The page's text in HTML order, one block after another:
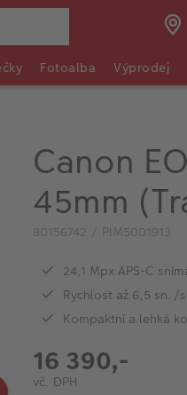
Fotoalba Výprodej
Canon
45mm
80156742 / PIM5001913
24,1 Mpx APS-C
Rychlost až 6,5 sn./
Kompaktní a lehká
16 390,-
vč. DPH